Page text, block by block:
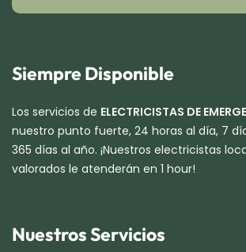
Siempre Disponible
Los servicios de ELECTRICISTAS DE
nuestro punto fuerte, 24 horas al día, 7
365 días al año. ¡Nuestros electricistas
valorados le atenderán en 1 hour!
Nuestros Servicios